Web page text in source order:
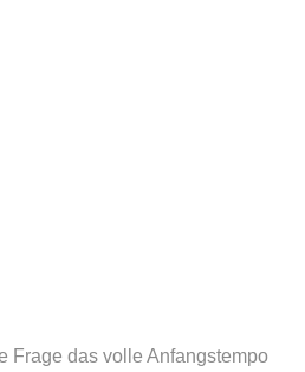
Frage das volle Anfangstempo